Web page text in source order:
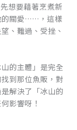
想要藉著烹煮新
的關愛……，這樣
、難過、受挫、
的主體」是完全
到那位魚販，對
解決了「冰山的
影響呀！